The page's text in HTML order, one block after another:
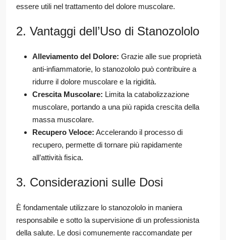
essere utili nel trattamento del dolore muscolare.
2. Vantaggi dell’Uso di Stanozololo
Alleviamento del Dolore: Grazie alle sue proprietà
anti-infiammatorie, lo stanozololo può contribuire a
ridurre il dolore muscolare e la rigidità.
Crescita Muscolare: Limita la catabolizzazione
muscolare, portando a una più rapida crescita della
massa muscolare.
Recupero Veloce: Accelerando il processo di
recupero, permette di tornare più rapidamente
all’attività fisica.
3. Considerazioni sulle Dosi
È fondamentale utilizzare lo stanozololo in maniera
responsabile e sotto la supervisione di un professionista
della salute. Le dosi comunemente raccomandate per